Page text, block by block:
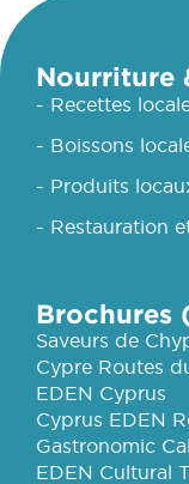
Nourriture
- Recettes
- Boissons
- Produits
- Restauration
Brochures
Saveurs de
Cypre Routes
EDEN Cyprus
Cyprus EDEN
Gastronomic
EDEN Cultural